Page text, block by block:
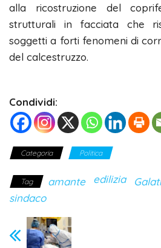
alla ricostruzione del
strutturali in facciata che
soggetti a forti fenomeni di
del calcestruzzo.
Condividi:
Categoria Politica
Tag amante edilizia
sindaco